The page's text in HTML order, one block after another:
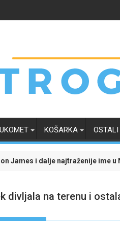
KOŠARKA OSTALI
ime u NBA ligi:
divljala na terenu i